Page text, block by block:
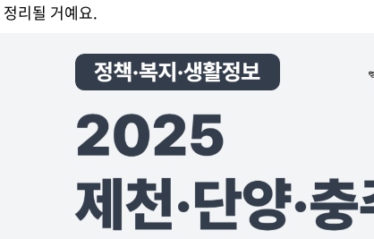
리될 거예요.